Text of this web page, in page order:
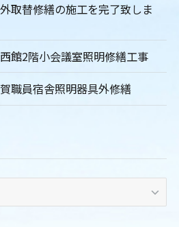
取替修繕の施工を完了致しま
館2階小会議室照明修繕工事
職員宿舎照明器具外修繕